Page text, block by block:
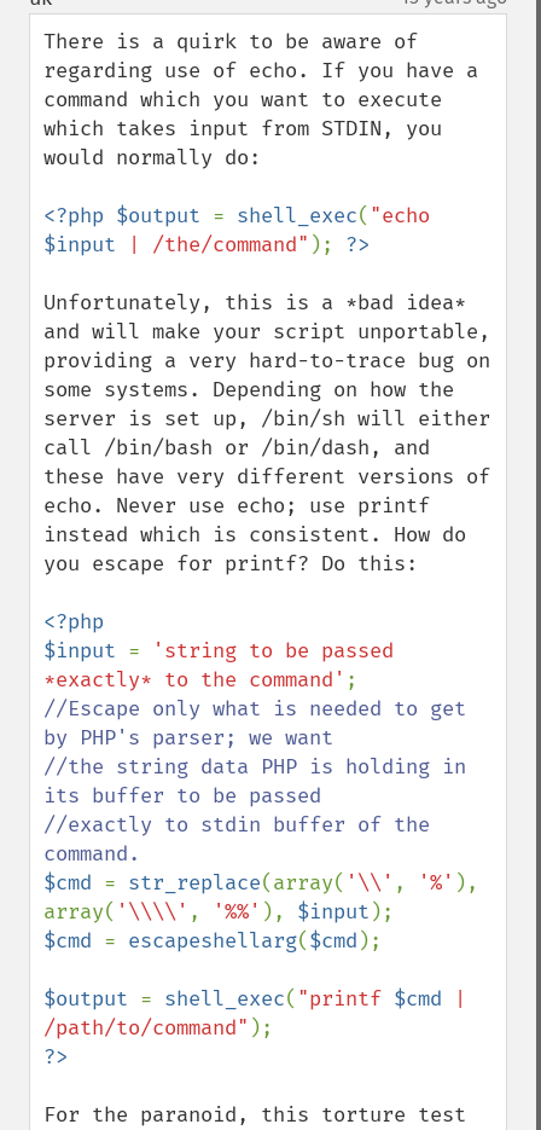
There is a quirk to be aware of
regarding use of echo. If you have a
command which you want to execute
which takes input from STDIN, you
would normally do:
<?php $output = shell_exec(
$input | /the/command" );
Unfortunately, this is a *bad idea*
and will make your script unportable,
providing a very hard-to-trace bug on
some systems. Depending on how the
server is set up, /bin/sh will either
call /bin/bash or /bin/dash, and
these have very different versions of
echo. Never use echo; use printf
instead which is consistent. How do
you escape for printf? Do this:
<?php
$input =
'string to be passed
*exactly* to the command'
//Escape only what is needed to get
by PHP's parser; we want
//the string data PHP is holding in
its buffer to be passed
//exactly to stdin buffer of the
$cmd = str_replace(array( '\\' , '%' ),
array( '\\\\' , '%%' ), $input
$cmd = escapeshellarg($cmd );
$output = shell_exec( "printf $cmd
/path/to/command"
For the paranoid, this torture test